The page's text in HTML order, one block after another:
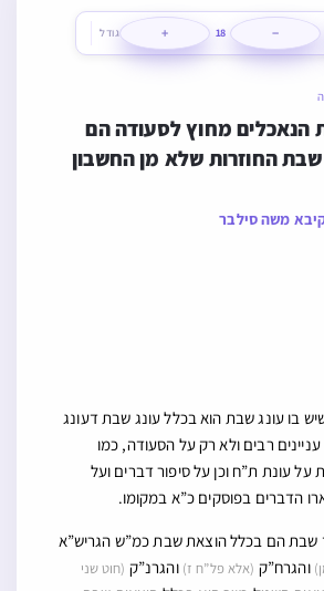
−
18
+ גודל
האם עונג שבת הנאכלים מחוץ לסעודה הם
החוזרות שלא מן החשבון
משה סילבר
בו עונג שבת הוא בכלל עונג שבת דעונג
רבים ולא רק על הסעודה, כמו
עונת ת”ח וכן על סיפור דברים ועל
הדברים בפוסקים כ”א במקומו.
שבת הם בכלל הוצאת שבת כמ”ש הגריש”א
והגרח”ק (אלא פל”ח ז) והגרנ”ק (חוט שני